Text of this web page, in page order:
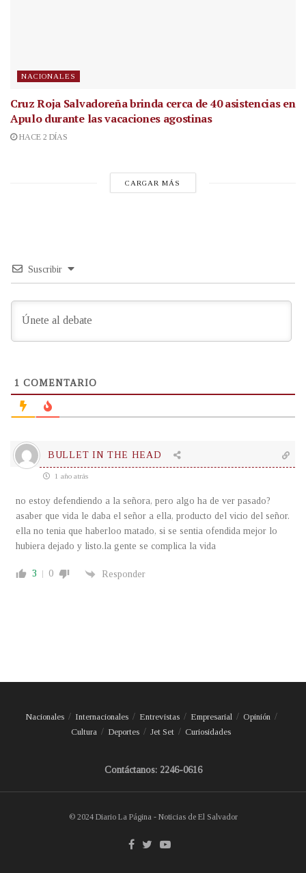
NACIONALES
Cruz Roja Salvadoreña brinda cerca de 40 asistencias en
Apulo durante las vacaciones agostinas
HACE 2 DÍAS
CARGAR MÁS
Suscribir
1 COMENTARIO
BULLET IN THE HEAD
1 año atrás
no estoy defendiendo a la señora, pero algo ha de ver pasado?
asaber que vida le daba el señor a ella, producto del vicio del señor.
ella no tenia que haberloo matado, si se sentia ofendida mejor lo
hubiera dejado y listo.la gente se complica la vida
3 0 Responder
Nacionales Internacionales Entrevistas Empresarial
Opinión
Cultura
Deportes Jet Set Curiosidades
Contáctanos: 2246-0616
© 2024 Diario La Página - Noticias de El Salvador